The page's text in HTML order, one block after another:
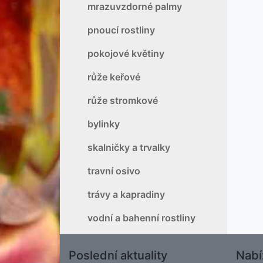
mrazuvzdorné palmy
pnoucí rostliny
pokojové květiny
růže keřové
růže stromkové
bylinky
skalničky a trvalky
travní osivo
trávy a kapradiny
vodní a bahenní rostliny
Poslední aktuality